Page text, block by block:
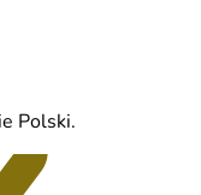
Polski.